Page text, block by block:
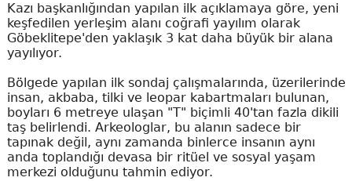
Kazı başkanlığından yapılan ilk açıklamaya göre, yeni
keşfedilen yerleşim alanı coğrafi yayılım olarak
Göbeklitepe'den yaklaşık 3 kat daha büyük bir alana
yayılıyor.
Bölgede yapılan ilk sondaj çalışmalarında, üzerilerinde
insan, akbaba, tilki ve leopar kabartmaları bulunan,
boyları 6 metreye ulaşan "T" biçimli 40'tan fazla dikili
taş belirlendi. Arkeologlar, bu alanın sadece bir
tapınak değil, aynı zamanda binlerce insanın aynı
anda toplandığı devasa bir ritüel ve sosyal yaşam
merkezi olduğunu tahmin ediyor.